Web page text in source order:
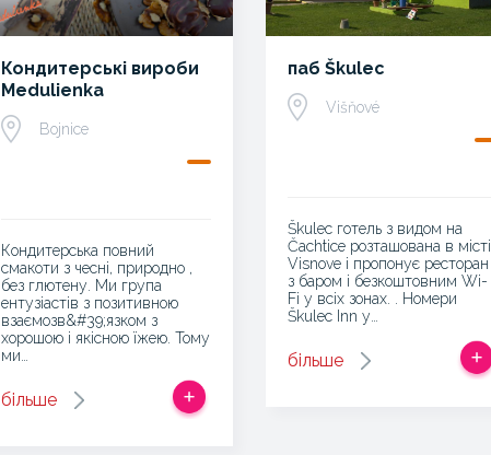
Кондитерські вироби
Medulienka
Bojnice
Кондитерська повний
смакоти з чесні, природно ,
без глютену. Ми група
ентузіастів з позитивною
взаємозв&#39;язком з
хорошою і якісною їжею. Тому
ми…
більше
паб Škulec
Višňové
Škulec готель з видом на
Čachtice розташована в місті
Visnove і пропонує ресторан
з баром і безкоштовним Wi-
Fi у всіх зонах. . Номери
Škulec Inn у…
більше